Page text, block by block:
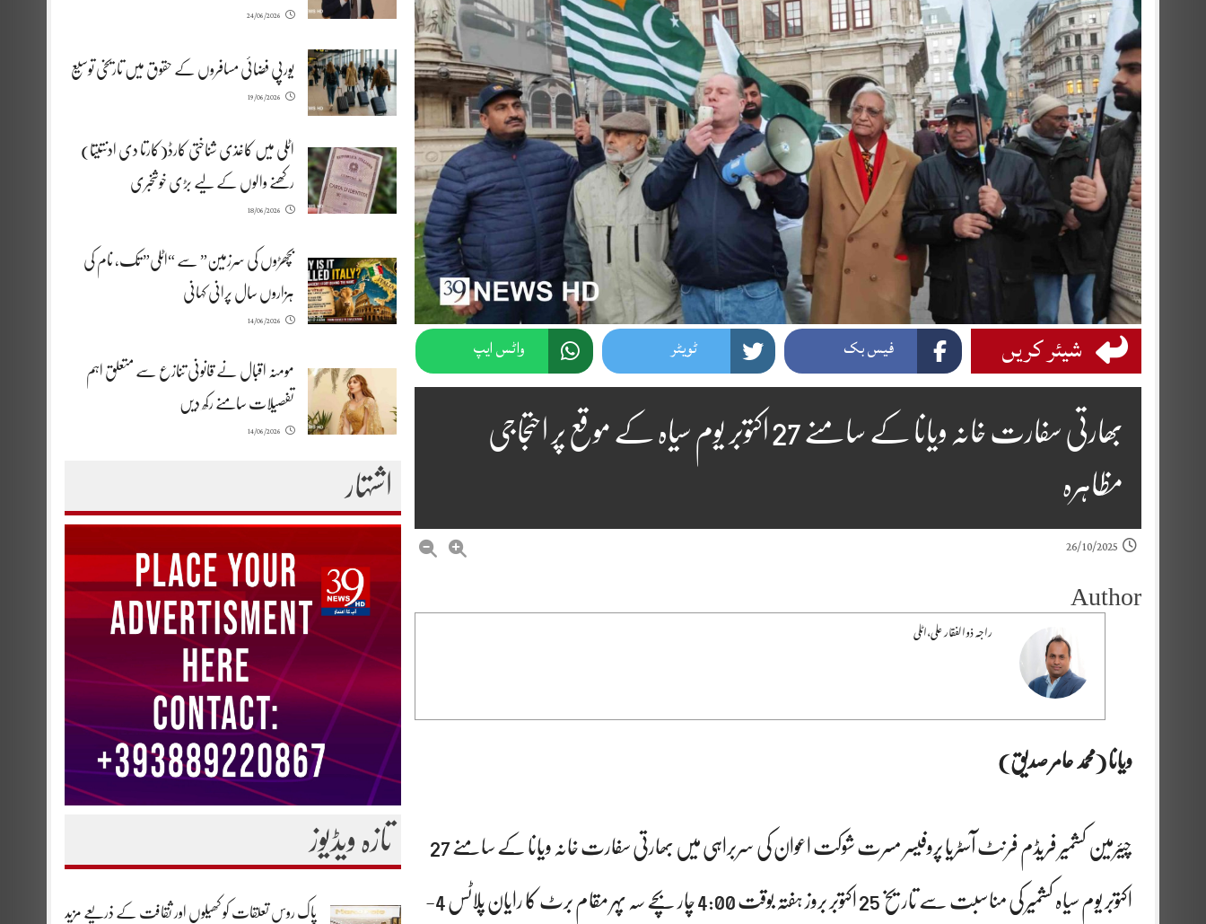
24/06/2026
یورپی فضائی مسافروں کے حقوق میں تاریخی توسیع
19/06/2026
اٹلی میں کاغذی شناختی کارڈ(کارتا دی ادنتیتا)
رکھنے والوں کے لیے بڑی خوشخبری
18/06/2026
بچھڑوں کی سرزمین” سے “اٹلی” تک، نام کی
ہزاروں سال پرانی کہانی
14/06/2026
مومنہ اقبال نے قانونی تنازع سے متعلق اہم
تفصیلات سامنے رکھ دیں
14/06/2026
اشتہار
تازہ ویڈیوز
پاک روس تعلقات کو کھیلوں اور ثقافت کے ذریعے مزید
شیئر کریں فیس بک ٹویٹر واٹس ایپ
بھارتی سفارت خانہ ویانا کے سامنے 27 اکتوبر یوم سیاہ کے موقع پر احتجاجی
مظاہرہ
26/10/2025
Author
راجہ ذوالفقار علی،اٹلی
ویانا (محمد عامر صدیق)
چیئرمین کشمیر فریڈم فرنٹ آسٹریا پروفیسر مسرت شوکت اعوان کی سربراہی میں بھارتی سفارت خانہ ویانا کے سامنے 27
اکتوبر یوم سیاہ کشمیر کی مناسبت سے تاریخ 25 اکتوبر بروز ہفتہ بوقت 4:00 چار بچے سہ پہر مقام برٹ کا رایان پلاٹس 4-